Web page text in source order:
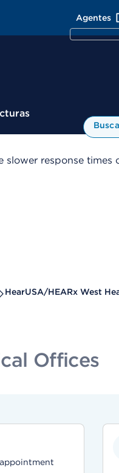
Agentes
slower response
HearUSA/HEARx West
Offices